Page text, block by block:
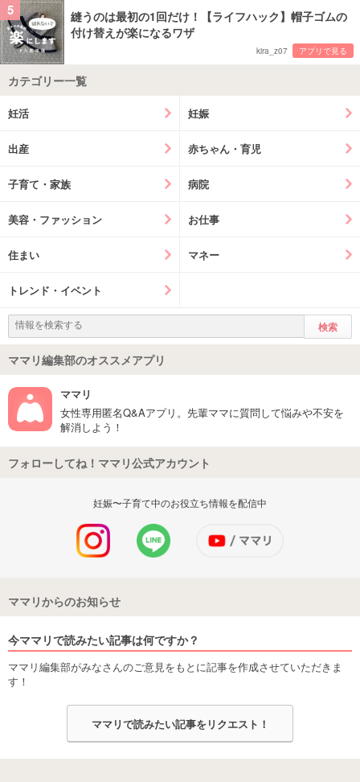
5
縫うのは最初の1回だけ！【ライフハック】帽子ゴムの
付け替えが楽になるワザ
kira_z07 アプリで見る
カテゴリー一覧
妊活 妊娠
出産 赤ちゃん・育児
子育て・家族 病院
美容・ファッション お仕事
住まい マネー
トレンド・イベント
ママリ編集部のオススメアプリ
ママリ
女性専用匿名Q&Aアプリ。先輩ママに質問して悩みや不安を
解消しよう！
フォローしてね！ママリ公式アカウント
妊娠〜子育て中のお役立ち情報を配信中
ママリからのお知らせ
今ママリで読みたい記事は何ですか？
ママリ編集部がみなさんのご意見をもとに記事を作成させていただきま
す！
ママリで読みたい記事をリクエスト！